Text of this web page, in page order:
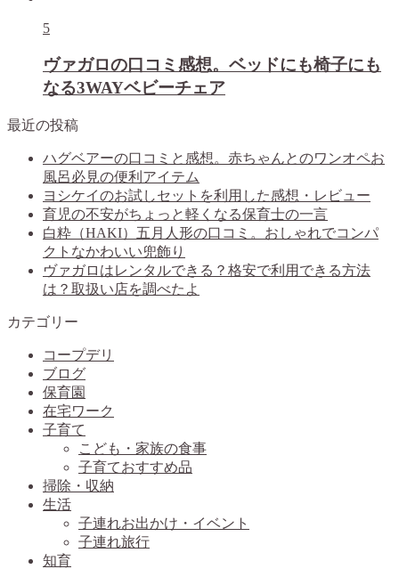
5
ヴァガロの口コミ感想。ベッドにも椅子にも
なる3WAYベビーチェア
最近の投稿
ハグベアーの口コミと感想。赤ちゃんとのワンオペお
風呂必見の便利アイテム
ヨシケイのお試しセットを利用した感想・レビュー
育児の不安がちょっと軽くなる保育士の一言
白粋（HAKI）五月人形の口コミ。おしゃれでコンパ
クトなかわいい兜飾り
ヴァガロはレンタルできる？格安で利用できる方法
は？取扱い店を調べたよ
カテゴリー
コープデリ
ブログ
保育園
在宅ワーク
子育て
こども・家族の食事
子育ておすすめ品
掃除・収納
生活
子連れお出かけ・イベント
子連れ旅行
知育